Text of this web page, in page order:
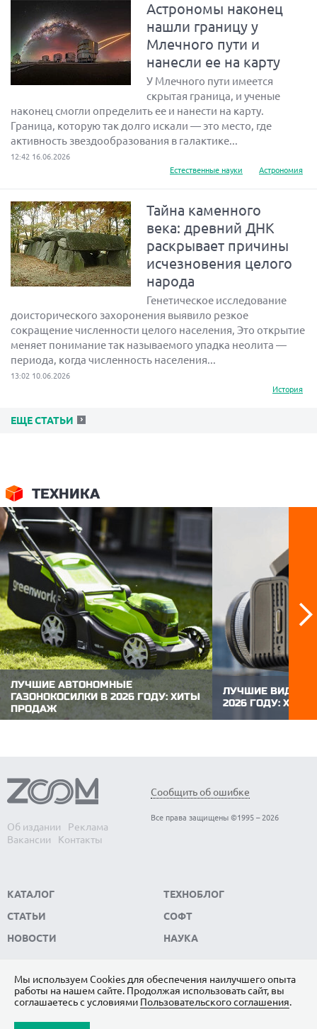
Астрономы наконец
нашли границу у
Млечного пути и
нанесли ее на карту
У Млечного пути имеется
скрытая граница, и ученые
наконец смогли определить ее и нанести на карту.
Граница, которую так долго искали — это место, где
активность звездообразования в галактике...
12:42 16.06.2026
Естественные науки
Астрономия
Тайна каменного
века: древний ДНК
раскрывает причины
исчезновения целого
народа
Генетическое исследование
доисторического захоронения выявило резкое
сокращение численности целого населения, Это открытие
меняет понимание так называемого упадка неолита —
периода, когда численность населения...
13:02 10.06.2026
История
ЕЩЕ СТАТЬИ
ТЕХНИКА
ЛУЧШИЕ АВТОНОМНЫЕ
ГАЗОНОКОСИЛКИ В 2026 ГОДУ: ХИТЫ
ПРОДАЖ
Аккумуляторные газонокосилки не
ZOOM.CNews выбрала самые популярные
модели автономных газонокосилок,
которые...
ЛУЧШИЕ
2026 ГОДУ:
пользуются...
Об издании
Реклама
Вакансии
Контакты
Сообщить об ошибке
Все права защищены ©1995 – 2026
КАТАЛОГ
СТАТЬИ
НОВОСТИ
ТЕХНОБЛОГ
СОФТ
НАУКА
ПОДПИШИТЕСЬ НА НАС
ЯНДЕКС.ДЗЕН
Мы используем Сookies для обеспечения наилучшего опыта
работы на нашем сайте. Продолжая использовать сайт, вы
соглашаетесь с условиями Пользовательского соглашения.